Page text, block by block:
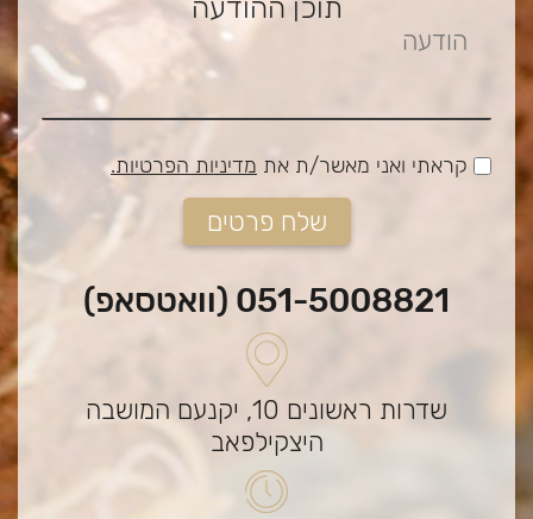
תוכן ההודעה
קראתי ואני מאשר/ת את מדיניות הפרטיות.
051-5008821 (וואטסאפ)
שדרות ראשונים 10, יקנעם המושבה
היצקילפאב